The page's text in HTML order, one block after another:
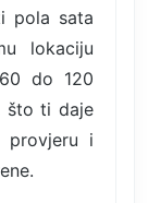
pola sata
lokaciju
do 120
što ti daje
provjeru i